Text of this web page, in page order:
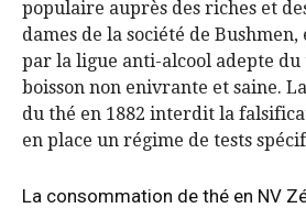
populaire auprès des riches et
dames de la société de
par la ligue anti-alcool adepte du
boisson non enivrante et saine.
du thé en 1882 interdit la
en place un régime de tests
La consommation de thé en NV